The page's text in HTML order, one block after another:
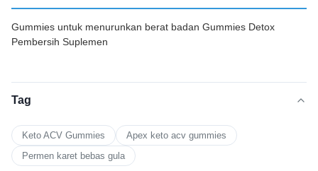
Gummies untuk menurunkan berat badan Gummies Detox
Pembersih Suplemen
Tag
Keto ACV Gummies
Apex keto acv gummies
Permen karet bebas gula